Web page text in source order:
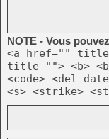
NOTE - Vous
<a href=""
title=""> <b>
<code> <del
<s> <strike>